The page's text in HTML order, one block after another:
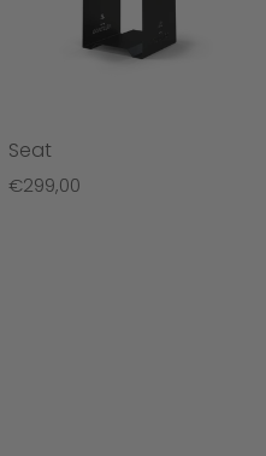
Seat
€299,00